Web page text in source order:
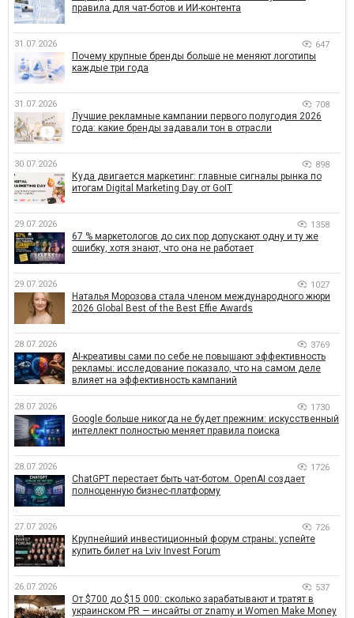
правила для чат-ботов и ИИ-контента
31.07.2026 647
Почему крупные бренды больше не меняют логотипы
каждые три года
31.07.2026 708
Лучшие рекламные кампании первого полугодия 2026
года: какие бренды задавали тон в отрасли
30.07.2026 898
Куда двигается маркетинг: главные сигналы рынка по
итогам Digital Marketing Day от GoIT
29.07.2026 1358
67 % маркетологов до сих пор допускают одну и ту же
ошибку, хотя знают, что она не работает
29.07.2026 1027
Наталья Морозова стала членом международного жюри
2026 Global Best of the Best Effie Awards
28.07.2026 3769
AI-креативы сами по себе не повышают эффективность
рекламы: исследование показало, что на самом деле
влияет на эффективность кампаний
28.07.2026 1730
Google больше никогда не будет прежним: искусственный
интеллект полностью меняет правила поиска
28.07.2026 1726
ChatGPT перестает быть чат-ботом. OpenAI создает
полноценную бизнес-платформу
27.07.2026 726
Крупнейший инвестиционный форум страны: успейте
купить билет на Lviv Invest Forum
26.07.2026 537
От $700 до $15 000: сколько зарабатывают и тратят в
украинском PR — инсайты от znamy и Women Make Money